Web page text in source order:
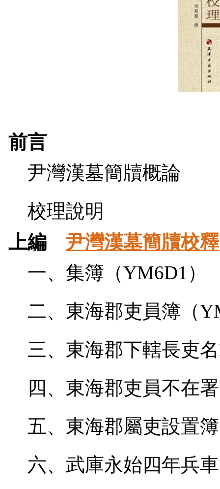
前言
尹灣漢墓簡牘概論
校理說明
上編尹灣漢墓簡牘校釋
一、集簿（YM6D1 ）
二、東海郡吏員簿（
三、東海郡下轄長吏
四、東海郡吏員不在
五、東海郡屬吏設置
六、武庫永始四年兵